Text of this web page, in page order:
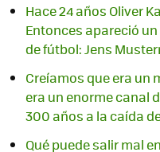
Hace 24 años Oliver
Entonces apareció
de fútbol: Jens
Creíamos que era un
era un enorme canal
300 años a la caída
Qué puede salir mal